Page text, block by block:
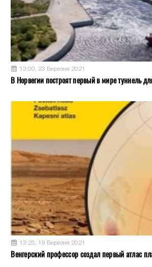
13:00, 23 Березня 2021
В Норвегии построят первый в мире туннель
13:25, 19 Березня 2021
Венгерский профессор создал первый атлас